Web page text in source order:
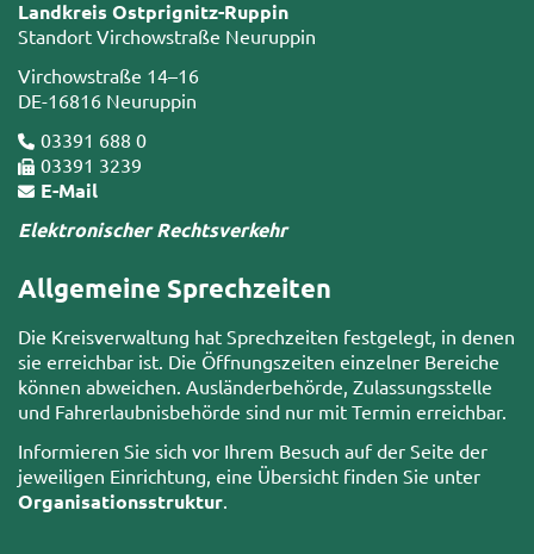
Landkreis Ostprignitz-Ruppin
Standort Virchowstraße Neuruppin
Virchowstraße 14–16
DE-16816 Neuruppin
03391 688 0
03391 3239
E-Mail
Elektronischer Rechtsverkehr
Allgemeine Sprechzeiten
Die Kreisverwaltung hat Sprechzeiten festgelegt, in denen
sie erreichbar ist. Die Öffnungszeiten einzelner Bereiche
können abweichen. Ausländerbehörde, Zulassungsstelle
und Fahrerlaubnisbehörde sind nur mit Termin erreichbar.
Informieren Sie sich vor Ihrem Besuch auf der Seite der
jeweiligen Einrichtung, eine Übersicht finden Sie unter
Organisationsstruktur.